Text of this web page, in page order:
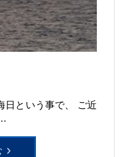
日という事で、 ご近